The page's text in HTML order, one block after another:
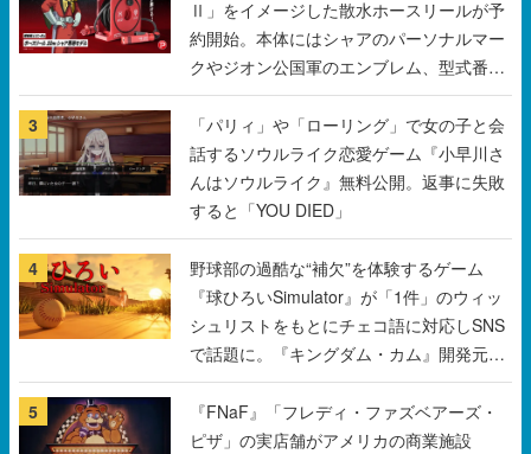
Ⅱ」をイメージした散水ホースリールが予
約開始。本体にはシャアのパーソナルマー
クやジオン公国軍のエンブレム、型式番号
などを配置
3
「パリィ」や「ローリング」で女の子と会
話するソウルライク恋愛ゲーム『小早川さ
んはソウルライク』無料公開。返事に失敗
すると「YOU DIED」
4
野球部の過酷な“補欠”を体験するゲーム
『球ひろいSimulator』が「1件」のウィッ
シュリストをもとにチェコ語に対応しSNS
で話題に。『キングダム・カム』開発元や
チェコのプロ野球選手から称賛の声
5
『FNaF』「フレディ・ファズベアーズ・
ピザ」の実店舗がアメリカの商業施設